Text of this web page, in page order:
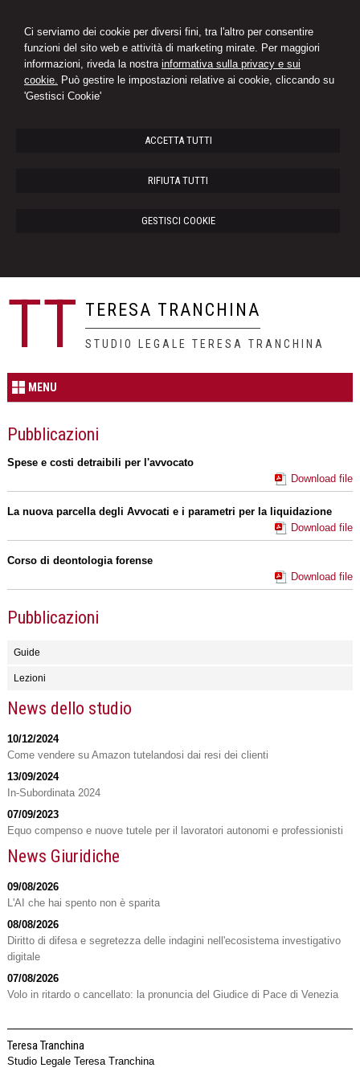
Ci serviamo dei cookie per diversi fini, tra l'altro per consentire
funzioni del sito web e attività di marketing mirate. Per maggiori
informazioni, riveda la nostra informativa sulla privacy e sui
cookie. Può gestire le impostazioni relative ai cookie, cliccando su
'Gestisci Cookie'
ACCETTA TUTTI
RIFIUTA TUTTI
GESTISCI COOKIE
TT TERESA TRANCHINA
STUDIO LEGALE TERESA TRANCHINA
MENU
Pubblicazioni
Spese e costi detraibili per l'avvocato
Download file
La nuova parcella degli Avvocati e i parametri per la liquidazione
Download file
Corso di deontologia forense
Download file
Pubblicazioni
Guide
Lezioni
News dello studio
10/12/2024
Come vendere su Amazon tutelandosi dai resi dei clienti
13/09/2024
In-Subordinata 2024
07/09/2023
Equo compenso e nuove tutele per il lavoratori autonomi e professionisti
News Giuridiche
09/08/2026
L'AI che hai spento non è sparita
08/08/2026
Diritto di difesa e segretezza delle indagini nell'ecosistema investigativo
digitale
07/08/2026
Volo in ritardo o cancellato: la pronuncia del Giudice di Pace di Venezia
Teresa Tranchina
Studio Legale Teresa Tranchina